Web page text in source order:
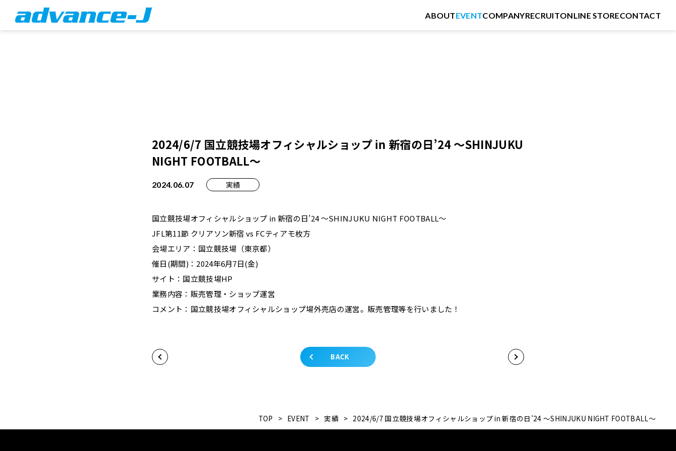
ABOUTEVENTCOMPANYRECRUITONLINE STORECONTACT
2024/6/7 国立競技場オフィシャルショップ in 新宿の日’24 〜SHINJUKU
NIGHT FOOTBALL〜
2024.06.07 実績
国立競技場オフィシャルショップ in 新宿の日’24 〜SHINJUKU NIGHT FOOTBALL〜
JFL第11節 クリアソン新宿 vs FCティアモ枚方
会場エリア：国立競技場（東京都）
催日(期間)：2024年6月7日(金)
サイト：国立競技場HP
業務内容：販売管理・ショップ運営
コメント：国立競技場オフィシャルショップ場外売店の運営。販売管理等を行いました！
BACK
TOP > EVENT > 実績 > 2024/6/7 国立競技場オフィシャルショップ in 新宿の日’24 〜SHINJUKU NIGHT FOOTBALL〜